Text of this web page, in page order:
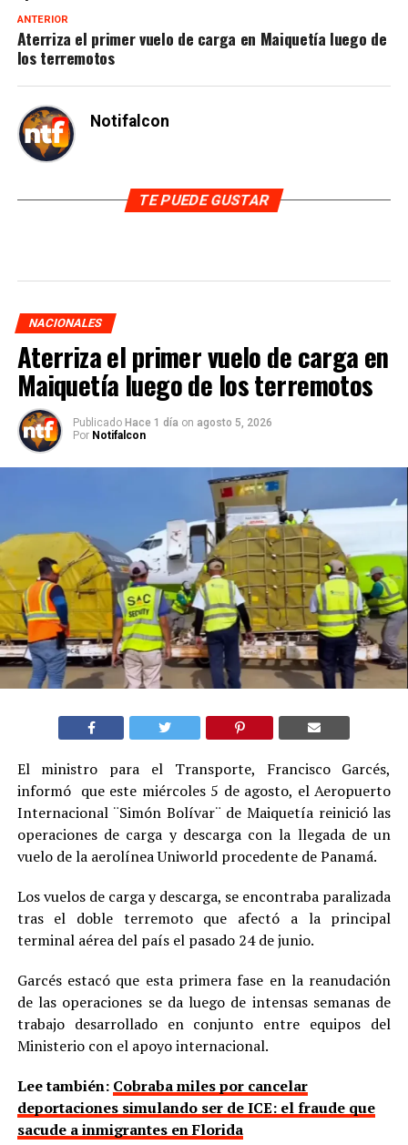
ANTERIOR
Aterriza el primer vuelo de carga en Maiquetía luego de
los terremotos
Notifalcon
TE PUEDE GUSTAR
NACIONALES
Aterriza el primer vuelo de carga en
Maiquetía luego de los terremotos
Publicado Hace 1 día on agosto 5, 2026
Por Notifalcon
El ministro para el Transporte, Francisco Garcés,
informó que este miércoles 5 de agosto, el Aeropuerto
Internacional ¨Simón Bolívar¨ de Maiquetía reinició las
operaciones de carga y descarga con la llegada de un
vuelo de la aerolínea Uniworld procedente de Panamá.
Los vuelos de carga y descarga, se encontraba paralizada
tras el doble terremoto que afectó a la principal
terminal aérea del país el pasado 24 de junio.
Garcés estacó que esta primera fase en la reanudación
de las operaciones se da luego de intensas semanas de
trabajo desarrollado en conjunto entre equipos del
Ministerio con el apoyo internacional.
Lee también: Cobraba miles por cancelar
deportaciones simulando ser de ICE: el fraude que
sacude a inmigrantes en Florida